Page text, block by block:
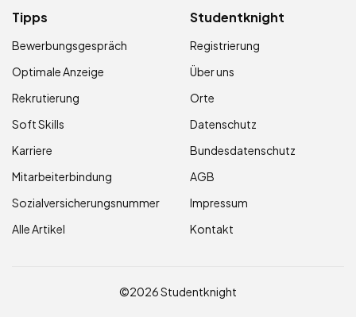
Tipps
Bewerbungsgespräch
Optimale Anzeige
Rekrutierung
Soft Skills
Karriere
Mitarbeiterbindung
Sozialversicherungsnummer
Alle Artikel
Studentknight
Registrierung
Über uns
Orte
Datenschutz
Bundesdatenschutz
AGB
Impressum
Kontakt
©2026 Studentknight